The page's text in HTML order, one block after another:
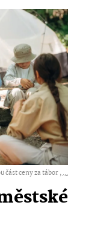
část ceny za tábor ,...